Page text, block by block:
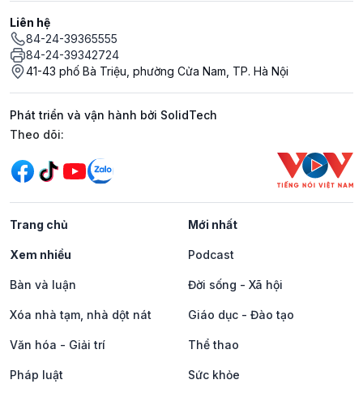
Liên hệ
84-24-39365555
84-24-39342724
41-43 phố Bà Triệu, phường Cửa Nam, TP. Hà Nội
Phát triển và vận hành bởi SolidTech
Mạng xã hội
Theo dõi:
Trang chủ Mới nhất
Xem nhiều Podcast
Bàn và luận Đời sống - Xã hội
Xóa nhà tạm, nhà dột nát Giáo dục - Đào tạo
Văn hóa - Giải trí Thể thao
Pháp luật Sức khỏe